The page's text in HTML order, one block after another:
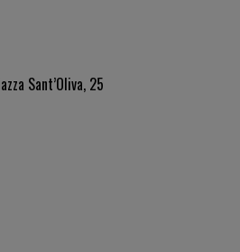
Sant’Oliva, 25